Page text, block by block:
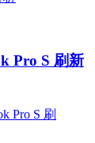
Pro S 刷新